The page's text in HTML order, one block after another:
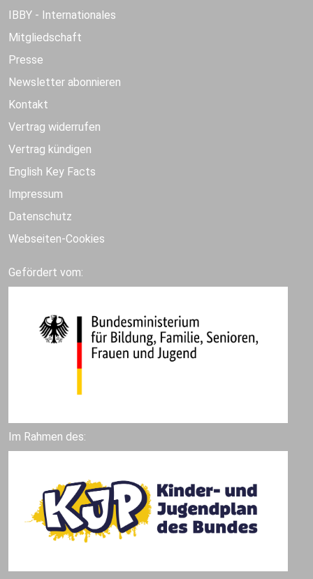
IBBY - Internationales
Mitgliedschaft
Presse
Newsletter abonnieren
Kontakt
Vertrag widerrufen
Vertrag kündigen
English Key Facts
Impressum
Datenschutz
Webseiten-Cookies
Gefördert vom:
Im Rahmen des: